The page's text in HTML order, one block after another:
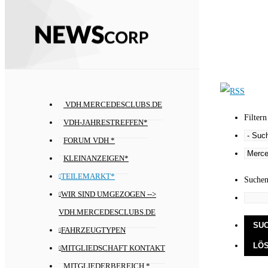
VDH.MERCEDESCLUBS.DE
VDH-JAHRESTREFFEN*
FORUM VDH *
KLEINANZEIGEN*
TEILEMARKT*
WIR SIND UMGEZOGEN -->
VDH.MERCEDESCLUBS.DE
FAHRZEUGTYPEN
MITGLIEDSCHAFT KONTAKT
MITGLIEDERBEREICH *
Filtern
Suchen